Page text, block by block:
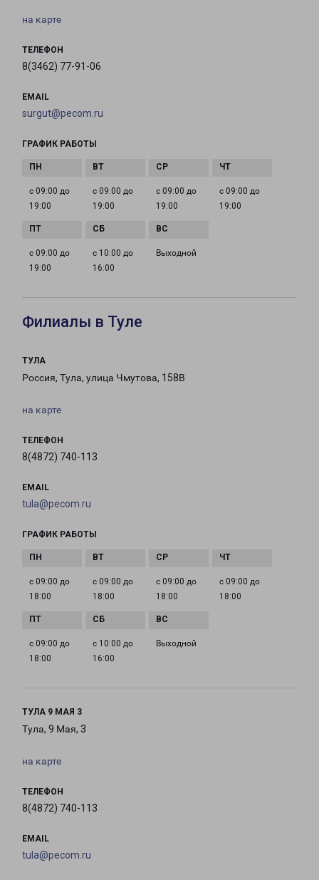
на карте
ТЕЛЕФОН
8(3462) 77-91-06
EMAIL
surgut@pecom.ru
ГРАФИК РАБОТЫ
с 09:00 до
19:00
с 09:00 до
19:00
с 09:00 до
19:00
с 09:00 до
19:00
с 09:00 до
19:00
с 10:00 до
16:00
Выходной
Филиалы в Туле
ТУЛА
Россия, Тула, улица Чмутова, 158В
на карте
ТЕЛЕФОН
8(4872) 740-113
EMAIL
tula@pecom.ru
ГРАФИК РАБОТЫ
с 09:00 до
18:00
с 09:00 до
18:00
с 09:00 до
18:00
с 09:00 до
18:00
с 09:00 до
18:00
с 10:00 до
16:00
Выходной
ТУЛА 9 МАЯ 3
Тула, 9 Мая, 3
на карте
ТЕЛЕФОН
8(4872) 740-113
EMAIL
tula@pecom.ru